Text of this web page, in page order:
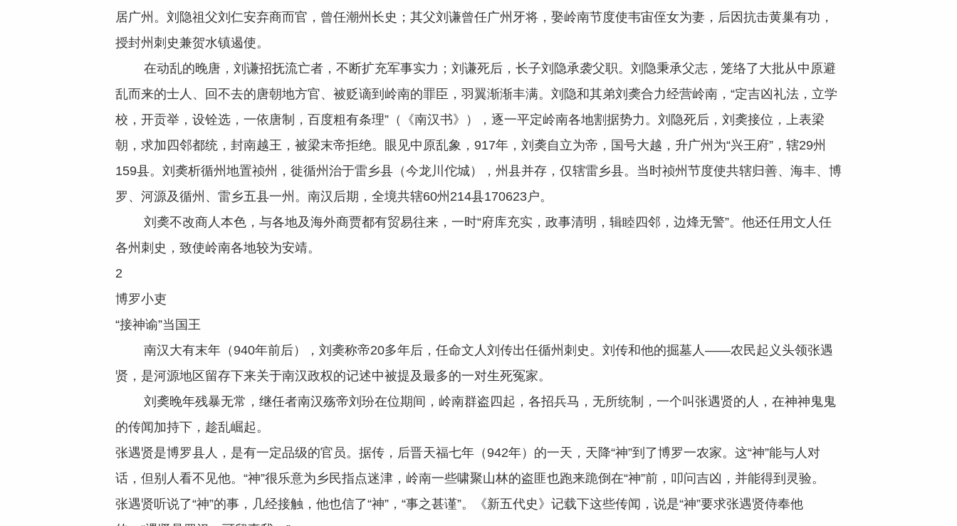
居广州。刘隐祖父刘仁安弃商而官，曾任潮州长史；其父刘谦曾任广州牙将，娶岭南节度使韦宙侄女为妻，后因抗击黄巢有功，
授封州刺史兼贺水镇遏使。
在动乱的晚唐，刘谦招抚流亡者，不断扩充军事实力；刘谦死后，长子刘隐承袭父职。刘隐秉承父志，笼络了大批从中原避
乱而来的士人、回不去的唐朝地方官、被贬谪到岭南的罪臣，羽翼渐渐丰满。刘隐和其弟刘䶮合力经营岭南，“定吉凶礼法，立学
校，开贡举，设铨选，一依唐制，百度粗有条理”（《南汉书》），逐一平定岭南各地割据势力。刘隐死后，刘䶮接位，上表梁
朝，求加四邻都统，封南越王，被梁末帝拒绝。眼见中原乱象，917年，刘䶮自立为帝，国号大越，升广州为“兴王府”，辖29州
159县。刘䶮析循州地置祯州，徙循州治于雷乡县（今龙川佗城），州县并存，仅辖雷乡县。当时祯州节度使共辖归善、海丰、博
罗、河源及循州、雷乡五县一州。南汉后期，全境共辖60州214县170623户。
刘䶮不改商人本色，与各地及海外商贾都有贸易往来，一时“府库充实，政事清明，辑睦四邻，边烽无警”。他还任用文人任
各州刺史，致使岭南各地较为安靖。
2
博罗小吏
“接神谕”当国王
南汉大有末年（940年前后），刘䶮称帝20多年后，任命文人刘传出任循州刺史。刘传和他的掘墓人——农民起义头领张遇
贤，是河源地区留存下来关于南汉政权的记述中被提及最多的一对生死冤家。
刘䶮晚年残暴无常，继任者南汉殇帝刘玢在位期间，岭南群盗四起，各招兵马，无所统制，一个叫张遇贤的人，在神神鬼鬼
的传闻加持下，趁乱崛起。
张遇贤是博罗县人，是有一定品级的官员。据传，后晋天福七年（942年）的一天，天降“神”到了博罗一农家。这“神”能与人对
话，但别人看不见他。“神”很乐意为乡民指点迷津，岭南一些啸聚山林的盗匪也跑来跪倒在“神”前，叩问吉凶，并能得到灵验。
张遇贤听说了“神”的事，几经接触，他也信了“神”，“事之甚谨”。《新五代史》记载下这些传闻，说是“神”要求张遇贤侍奉他